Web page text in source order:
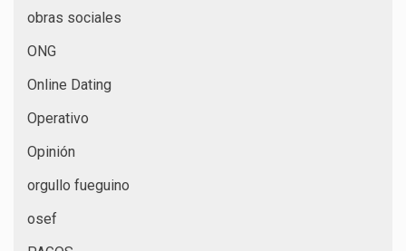
obras sociales
ONG
Online Dating
Operativo
Opinión
orgullo fueguino
osef